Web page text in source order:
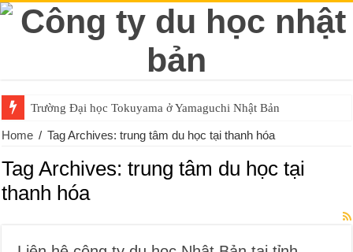
Trường Đại học Tokuyama ở Yamaguchi Nhật Bản
Home / Tag Archives: trung tâm du học tại thanh hóa
Tag Archives:trung tâm du học tại
thanh hóa